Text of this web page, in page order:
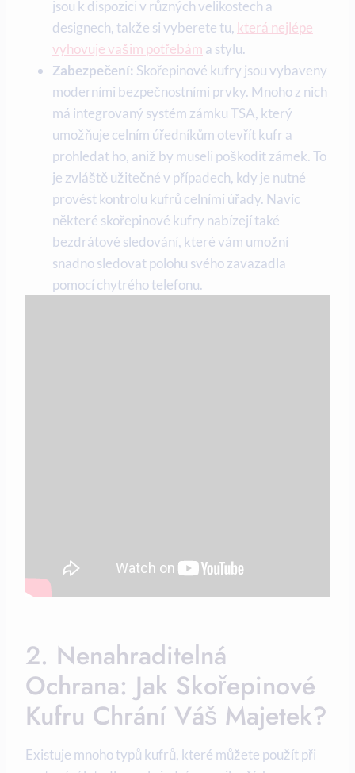
jsou k dispozici v různých velikostech a
designech, takže si vyberete tu, která nejlépe
vyhovuje vašim potřebám a stylu.
Zabezpečení: Skořepinové kufry jsou vybaveny
moderními bezpečnostními prvky. Mnoho z nich
má integrovaný systém zámku TSA, který
umožňuje celním úředníkům otevřít kufr a
prohledat ho, aniž by museli poškodit zámek. To
je zvláště užitečné v případech, kdy je nutné
provést kontrolu kufrů celními úřady. Navíc
některé skořepinové kufry nabízejí také
bezdrátové sledování, které vám umožní
snadno sledovat polohu svého zavazadla
pomocí chytrého telefonu.
2. Nenahraditelná
Ochrana: Jak Skořepinové
Kufru Chrání Váš Majetek?
Existuje mnoho typů kufrů, které můžete použít při